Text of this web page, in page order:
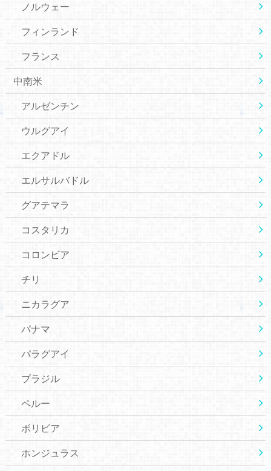
ノルウェー
フィンランド
フランス
中南米
アルゼンチン
ウルグアイ
エクアドル
エルサルバドル
グアテマラ
コスタリカ
コロンビア
チリ
ニカラグア
パナマ
パラグアイ
ブラジル
ペルー
ボリビア
ホンジュラス